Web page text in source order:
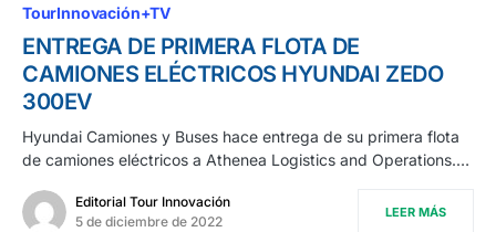
TourInnovación+TV
ENTREGA DE PRIMERA FLOTA DE
CAMIONES ELÉCTRICOS HYUNDAI ZEDO
300EV
Hyundai Camiones y Buses hace entrega de su primera flota
de camiones eléctricos a Athenea Logistics and Operations.…
Editorial Tour Innovación
5 de diciembre de 2022
LEER MÁS